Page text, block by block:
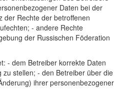
Daten bei der
der Rechte der betroffenen
- andere Rechte
der Russischen Föderation
- dem Betreiber korrekte Daten
zu stellen; - den Betreiber über die
ihrer personenbezogener